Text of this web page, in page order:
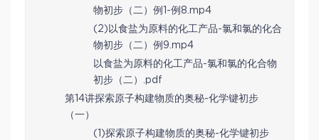
物初步（二）例1-例8.mp4
(2)以食盐为原料的化工产品-氯和氯的化合
物初步（二）例9.mp4
以食盐为原料的化工产品-氯和氯的化合物
初步（二）.pdf
第14讲探索原子构建物质的奥秘-化学键初步
（一）
(1)探索原子构建物质的奥秘-化学键初步